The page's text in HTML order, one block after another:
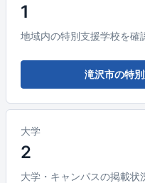
1
地域内の特別支援学校を確
滝沢市の特
大学
2
大学・キャンパスの掲載状